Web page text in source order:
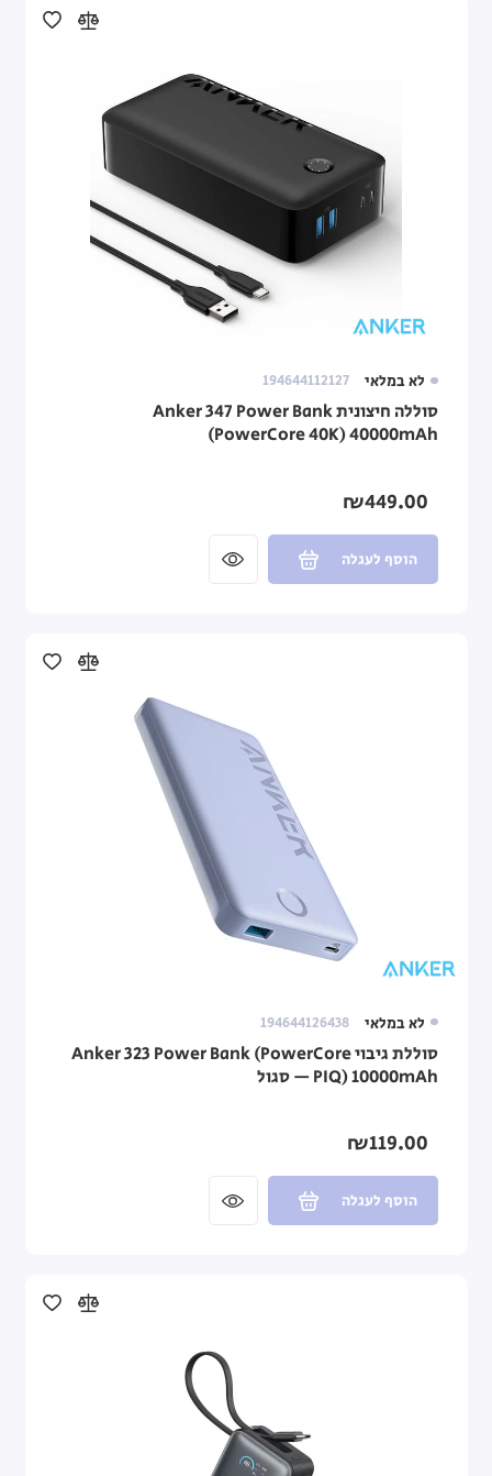
לא במלאי 194644112127
סוללה חיצונית Anker 347 Power Bank
(PowerCore 40K) 40000mAh
₪449.00
הוסף לעגלה
לא במלאי 194644126438
סוללת גיבוי Anker 323 Power Bank (PowerCore
PIQ) 10000mAh — סגול
₪119.00
הוסף לעגלה